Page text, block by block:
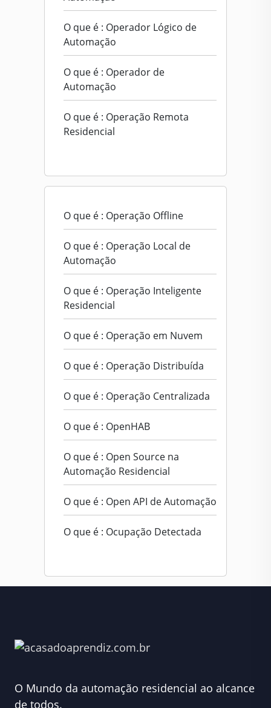
O que é : Operador Lógico de
Automação
O que é : Operador de
Automação
O que é : Operação Remota
Residencial
O que é : Operação Offline
O que é : Operação Local de
Automação
O que é : Operação Inteligente
Residencial
O que é : Operação em Nuvem
O que é : Operação Distribuída
O que é : Operação Centralizada
O que é : OpenHAB
O que é : Open Source na
Automação Residencial
O que é : Open API de Automação
O que é : Ocupação Detectada
O Mundo da automação residencial ao alcance
de todos.